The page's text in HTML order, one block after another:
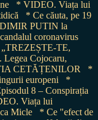
* VIDEO. Viața lui
* Ce căuta, pe 19
PUTIN la
coronavirus
TE,
Cojocaru,
CETĂȚENILOR
*
europeni
*
8 – Conspirația
Viața lui
Micle
* Ce "efect de